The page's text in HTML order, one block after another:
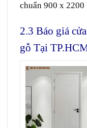
chuẩn 900 x 2200
2.3 Báo giá
gỗ Tại